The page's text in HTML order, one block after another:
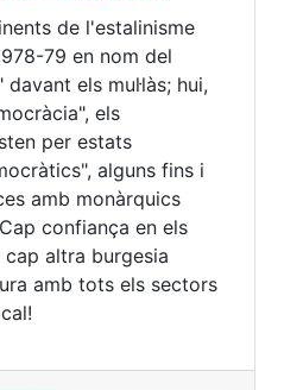
de l'estalinisme
79 en nom del
els mul·làs; hui,
els
per estats
alguns fins i
amb monàrquics
confiança en els
altra burgesia
amb tots els sectors